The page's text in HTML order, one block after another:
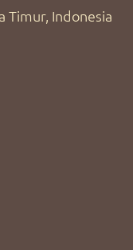
Timur, Indonesia